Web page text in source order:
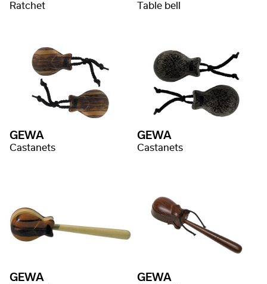
Ratchet Table bell
GEWA
Castanets
GEWA
Castanets
GEWA GEWA